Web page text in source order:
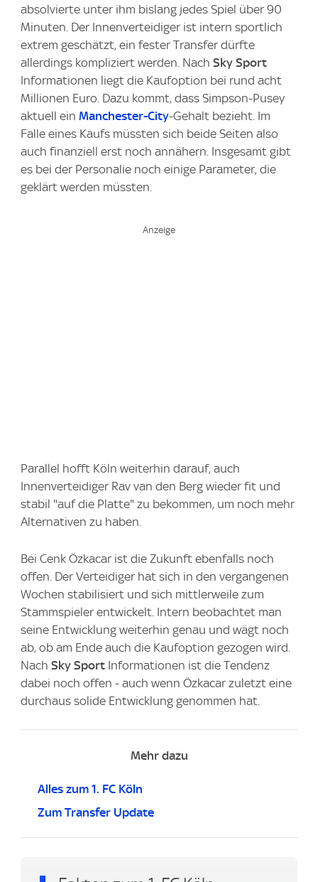
absolvierte unter ihm bislang jedes Spiel über 90
Minuten. Der Innenverteidiger ist intern sportlich
extrem geschätzt, ein fester Transfer dürfte
allerdings kompliziert werden. Nach Sky Sport
Informationen liegt die Kaufoption bei rund acht
Millionen Euro. Dazu kommt, dass Simpson-Pusey
aktuell ein Manchester-City-Gehalt bezieht. Im
Falle eines Kaufs müssten sich beide Seiten also
auch finanziell erst noch annähern. Insgesamt gibt
es bei der Personalie noch einige Parameter, die
geklärt werden müssten.
Parallel hofft Köln weiterhin darauf, auch
Innenverteidiger Rav van den Berg wieder fit und
stabil "auf die Platte" zu bekommen, um noch mehr
Alternativen zu haben.
Bei Cenk Özkacar ist die Zukunft ebenfalls noch
offen. Der Verteidiger hat sich in den vergangenen
Wochen stabilisiert und sich mittlerweile zum
Stammspieler entwickelt. Intern beobachtet man
seine Entwicklung weiterhin genau und wägt noch
ab, ob am Ende auch die Kaufoption gezogen wird.
Nach Sky Sport Informationen ist die Tendenz
dabei noch offen - auch wenn Özkacar zuletzt eine
durchaus solide Entwicklung genommen hat.
Mehr dazu
Alles zum 1. FC Köln
Zum Transfer Update